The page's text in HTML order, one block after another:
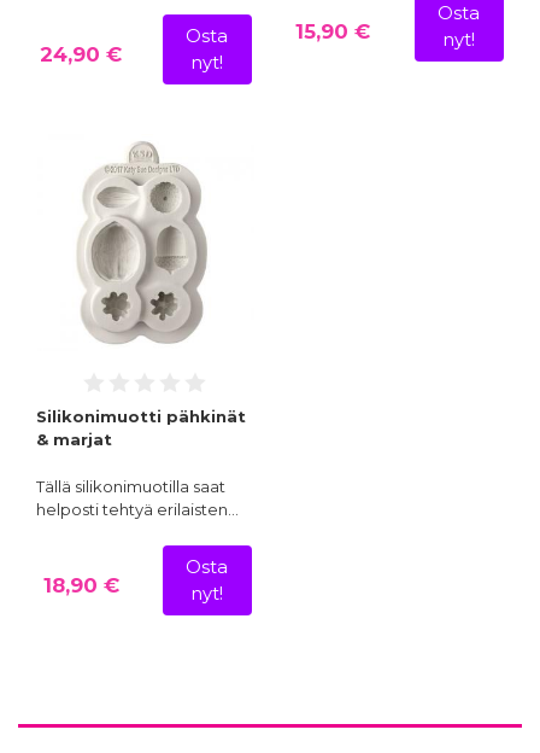
24,90 €
Osta
nyt!
15,90 €
Osta
nyt!
Silikonimuotti pähkinät
& marjat
Tällä silikonimuotilla saat
helposti tehtyä erilaisten…
18,90 €
Osta
nyt!